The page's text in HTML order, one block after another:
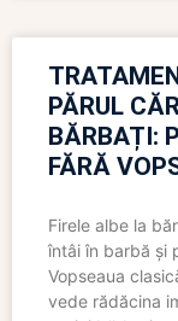
PĂRUL
BĂRBAȚI:
FĂRĂ
Firele albe la
întâi în barbă și
Vopseaua
vede rădăcina